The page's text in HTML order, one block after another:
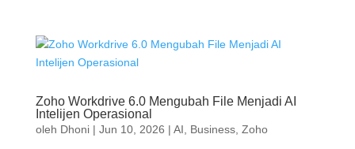
Zoho Workdrive 6.0 Mengubah File Menjadi AI
Intelijen Operasional
oleh Dhoni| Jun 10, 2026 | AI Business, Zoho